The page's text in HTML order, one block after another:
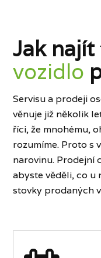
Jak
vozidlo
Servisu a prodeji
věnuje již několik
říci, že mnohému,
rozumíme. Proto s
narovinu. Prodejní
abyste věděli, co u
stovky prodaných